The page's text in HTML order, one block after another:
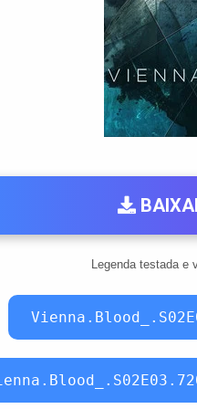
Legenda testada e